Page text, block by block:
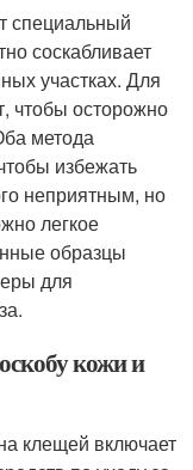
специальный
соскабливает
участках. Для
чтобы осторожно
метода
избежать
неприятным, но
легкое
образцы
для
кожи и
клещей включает